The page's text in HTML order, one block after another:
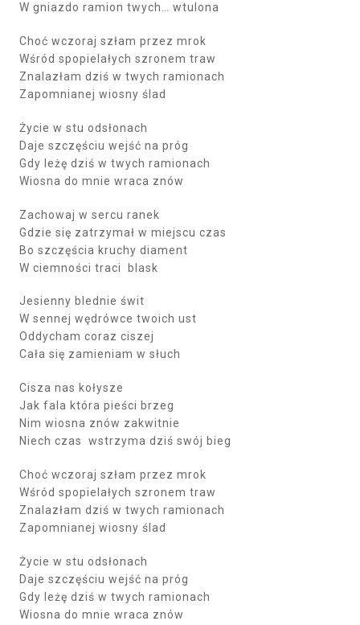
W gniazdo ramion twych… wtulona
Choć wczoraj szłam przez mrok
Wśród spopielałych szronem traw
Znalazłam dziś w twych ramionach
Zapomnianej wiosny ślad
Życie w stu odsłonach
Daje szczęściu wejść na próg
Gdy leżę dziś w twych ramionach
Wiosna do mnie wraca znów
Zachowaj w sercu ranek
Gdzie się zatrzymał w miejscu czas
Bo szczęścia kruchy diament
W ciemności traci blask
Jesienny blednie świt
W sennej wędrówce twoich ust
Oddycham coraz ciszej
Cała się zamieniam w słuch
Cisza nas kołysze
Jak fala która pieści brzeg
Nim wiosna znów zakwitnie
Niech czas wstrzyma dziś swój bieg
Choć wczoraj szłam przez mrok
Wśród spopielałych szronem traw
Znalazłam dziś w twych ramionach
Zapomnianej wiosny ślad
Życie w stu odsłonach
Daje szczęściu wejść na próg
Gdy leżę dziś w twych ramionach
Wiosna do mnie wraca znów